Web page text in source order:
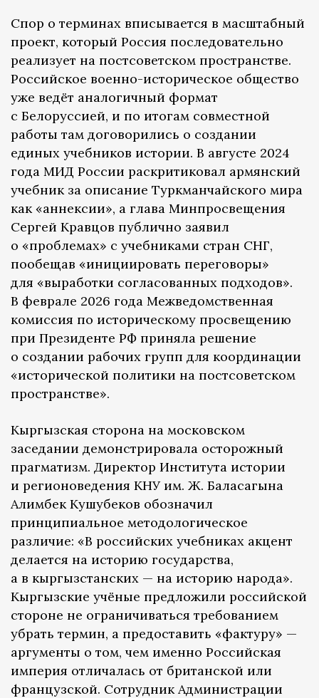
Спор о терминах вписывается в масштабный
проект, который Россия последовательно
реализует на постсоветском пространстве.
Российское военно-историческое общество
уже ведёт аналогичный формат
с Белоруссией, и по итогам совместной
работы там договорились о создании
единых учебников истории. В августе 2024
года МИД России раскритиковал армянский
учебник за описание Туркманчайского мира
как «аннексии», а глава Минпросвещения
Сергей Кравцов публично заявил
о «проблемах» с учебниками стран СНГ,
пообещав «инициировать переговоры»
для «выработки согласованных подходов».
В феврале 2026 года Межведомственная
комиссия по историческому просвещению
при Президенте РФ приняла решение
о создании рабочих групп для координации
«исторической политики на постсоветском
пространстве».
Кыргызская сторона на московском
заседании демонстрировала осторожный
прагматизм. Директор Института истории
и регионоведения КНУ им. Ж. Баласагына
Алимбек Кушубеков обозначил
принципиальное методологическое
различие: «В российских учебниках акцент
делается на историю государства,
а в кыргызстанских — на историю народа».
Кыргызские учёные предложили российской
стороне не ограничиваться требованием
убрать термин, а предоставить «фактуру» —
аргументы о том, чем именно Российская
империя отличалась от британской или
французской. Сотрудник Администрации